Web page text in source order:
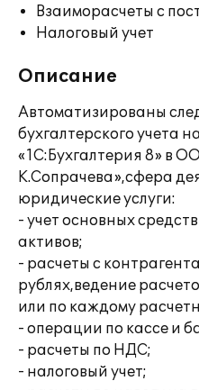
Взаиморасчеты с
Налоговый учет
Описание
Автоматизированы
бухгалтерского учета
«1С:Бухгалтерия 8» в
К.Сопрачева»,сфера
юридические услуги:
- учет основных
активов;
- расчеты с
рублях,ведение
или по каждому
- операции по кассе и
- расчеты по НДС;
- налоговый учет;